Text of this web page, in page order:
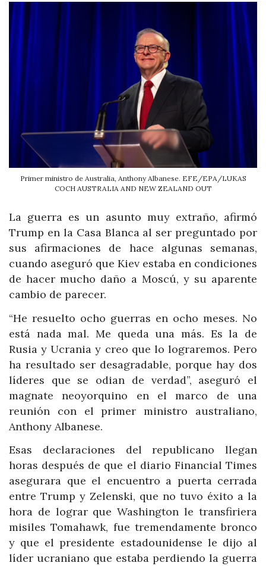
Primer ministro de Australia, Anthony Albanese. EFE/EPA/LUKAS
COCH AUSTRALIA AND NEW ZEALAND OUT
La guerra es un asunto muy extraño, afirmó
Trump en la Casa Blanca al ser preguntado por
sus afirmaciones de hace algunas semanas,
cuando aseguró que Kiev estaba en condiciones
de hacer mucho daño a Moscú, y su aparente
cambio de parecer.
“He resuelto ocho guerras en ocho meses. No
está nada mal. Me queda una más. Es la de
Rusia y Ucrania y creo que lo lograremos. Pero
ha resultado ser desagradable, porque hay dos
líderes que se odian de verdad”, aseguró el
magnate neoyorquino en el marco de una
reunión con el primer ministro australiano,
Anthony Albanese.
Esas declaraciones del republicano llegan
horas después de que el diario Financial Times
asegurara que el encuentro a puerta cerrada
entre Trump y Zelenski, que no tuvo éxito a la
hora de lograr que Washington le transfiriera
misiles Tomahawk, fue tremendamente bronco
y que el presidente estadounidense le dijo al
líder ucraniano que estaba perdiendo la guerra